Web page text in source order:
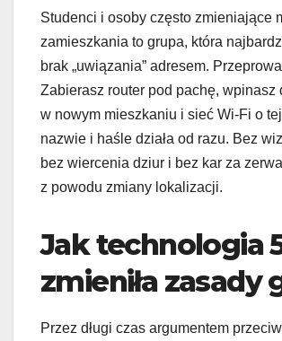
Studenci i osoby często zmieniające
zamieszkania to grupa, która
brak „uwiązania” adresem.
Zabierasz router pod pachę, wpinasz
w nowym mieszkaniu i sieć Wi-Fi o
nazwie i haśle działa od razu. Bez
bez wiercenia dziur i bez kar za
z powodu zmiany lokalizacji.
Jak technologia
zmieniła zasady
Przez długi czas argumentem